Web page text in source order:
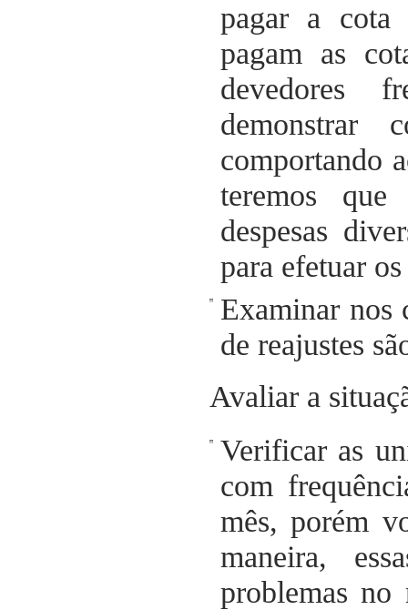
pagar a cota
pagam as
devedores
comportando
teremos
despesas
para efetuar
Examinar nos
de reajustes
Avaliar a
Verificar as
com
mês, porém
maneira,
problemas no